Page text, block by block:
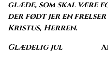
glæde, som skal være
der født jer en frelser i
Kristus, Herren.
Glædelig jul